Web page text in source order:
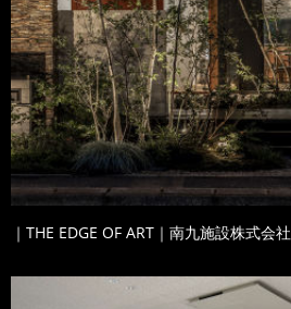
｜THE EDGE OF ART｜南九施設株式会社